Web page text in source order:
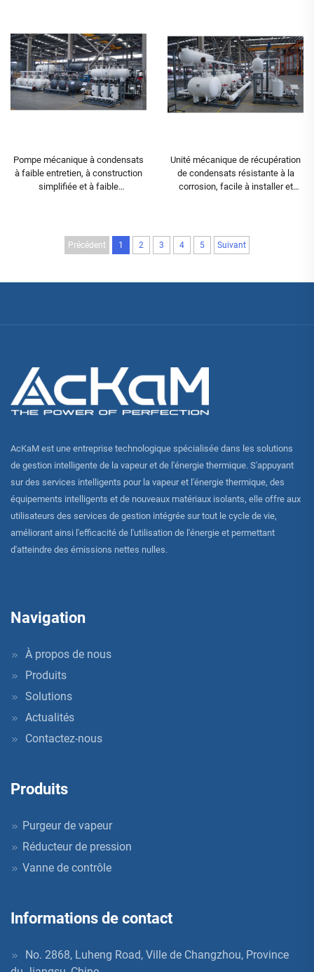
Pompe mécanique à condensats
à faible entretien, à construction
simplifiée et à faible
Unité mécanique de récupération
de condensats résistante à la
corrosion, facile à installer et
Précédent 1 2 3 4 5 Suivant
AcKaM est une entreprise technologique spécialisée dans les solutions
de gestion intelligente de la vapeur et de l'énergie thermique. S'appuyant
sur des services intelligents pour la vapeur et l'énergie thermique, des
équipements intelligents et de nouveaux matériaux isolants, elle offre aux
utilisateurs des services de gestion intégrée sur tout le cycle de vie,
améliorant ainsi l'efficacité de l'utilisation de l'énergie et permettant
d'atteindre des émissions nettes nulles.
Navigation
À propos de nous
Produits
Solutions
Actualités
Contactez-nous
Produits
Purgeur de vapeur
Réducteur de pression
Vanne de contrôle
Informations de contact
No. 2868, Luheng Road, Ville de Changzhou, Province